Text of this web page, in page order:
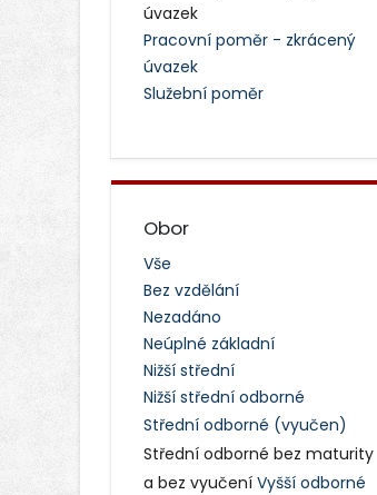
úvazek
Pracovní poměr - zkrácený
úvazek
Služební poměr
Obor
Vše
Bez vzdělání
Nezadáno
Neúplné základní
Nižší střední
Nižší střední odborné
Střední odborné (vyučen)
Střední odborné bez maturity
a bez vyučení Vyšší odborné